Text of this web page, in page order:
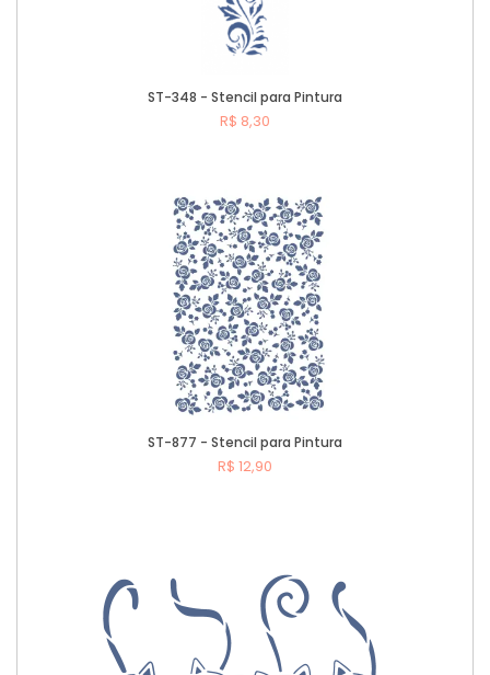
ST-348 - Stencil para Pintura
R$ 8,30
ST-877 - Stencil para Pintura
R$ 12,90